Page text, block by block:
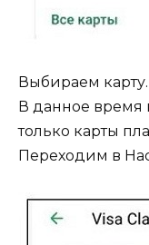
Выбираем
В данное время
только карты
Переходим в